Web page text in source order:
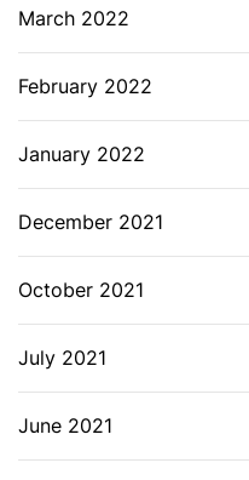
March 2022
February 2022
January 2022
December 2021
October 2021
July 2021
June 2021